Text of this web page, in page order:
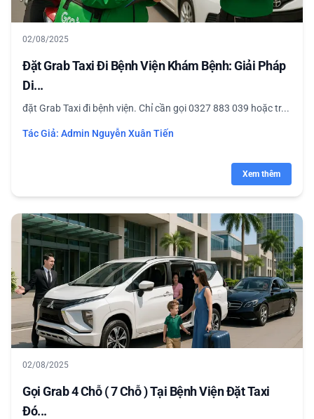
02/08/2025
Đặt Grab Taxi Đi Bệnh Viện Khám Bệnh: Giải Pháp
Di...
đặt Grab Taxi đi bệnh viện. Chỉ cần gọi 0327 883 039 hoặc tr...
Tác Giả: Admin Nguyễn Xuân Tiến
Xem thêm
02/08/2025
Gọi Grab 4 Chỗ ( 7 Chỗ ) Tại Bệnh Viện Đặt Taxi
Đó...